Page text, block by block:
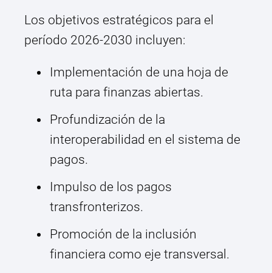
Los objetivos estratégicos para el
período 2026-2030 incluyen:
Implementación de una hoja de
ruta para finanzas abiertas.
Profundización de la
interoperabilidad en el sistema de
pagos.
Impulso de los pagos
transfronterizos.
Promoción de la inclusión
financiera como eje transversal.